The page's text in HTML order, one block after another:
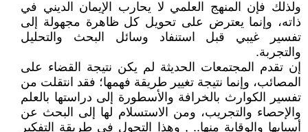
ولذلك فإن المنهج العلمي لا يحارب الإيمان الديني في
ذاته، وإنما يعترض على تحويل كل ظاهرة مجهولة إلى
تفسير غيبي قبل استنفاد وسائل البحث والتحليل
والتجربة.
إن تقدم المجتمعات الحديثة لم يكن نتيجة القضاء على
المصائب، وإنما نتيجة تغيير طريقة فهمها؛ فقد انتقلت من
تفسير الكوارث بالخرافة والأسطورة إلى دراستها بالعلم
والإحصاء والتجريب، ومن الاستسلام لها إلى البحث عن
أسبابها والوقاية منها.. , وهذا التحول في طريقة التفكير